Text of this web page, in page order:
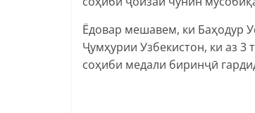
Ёдовар мешавем, ки Баҳодур
Ҷумҳурии Узбекистон, ки аз 3
соҳиби медали биринҷӣ